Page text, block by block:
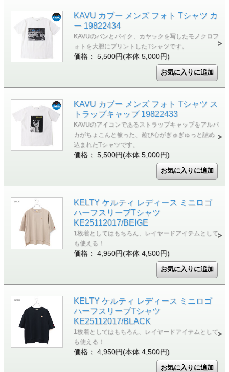
KAVU カブー メンズ フォト Tシャツ カ
ー 19822434
KAVUのバンとバイク、カヤックを写したモノクロフ
ォトを大胆にプリントしたTシャツです。
価格： 5,500円(本体 5,000円)
KAVU カブー メンズ フォト Tシャツ ス
トラップキャップ 19822433
KAVUのアイコンであるストラップキャップをアルパ
カがちょこんと被った、遊び心がぎゅぎゅっと詰め
込まれたTシャツです。
価格： 5,500円(本体 5,000円)
KELTY ケルティ レディース ミニロゴ
ハーフスリーブTシャツ
KE25112017/BEIGE
1枚着としてはもちろん、レイヤードアイテムとして
も使える！
価格： 4,950円(本体 4,500円)
KELTY ケルティ レディース ミニロゴ
ハーフスリーブTシャツ
KE25112017/BLACK
1枚着としてはもちろん、レイヤードアイテムとして
も使える！
価格： 4,950円(本体 4,500円)